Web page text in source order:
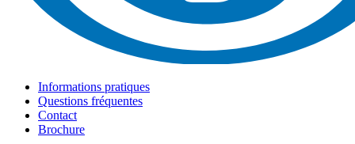
Informations pratiques
Questions fréquentes
Contact
Brochure